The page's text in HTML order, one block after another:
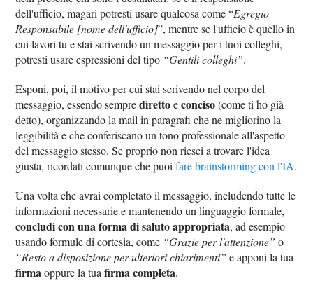
dell'ufficio, magari potresti usare qualcosa come “Egregio
Responsabile [nome dell'ufficio]”, mentre se l'ufficio è quello in
cui lavori tu e stai scrivendo un messaggio per i tuoi colleghi,
potresti usare espressioni del tipo “Gentili colleghi”.
Esponi, poi, il motivo per cui stai scrivendo nel corpo del
messaggio, essendo sempredirettoeconciso(come ti ho già
detto), organizzando la mail in paragrafi che ne migliorino la
leggibilità e che conferiscano un tono professionale all'aspetto
del messaggio stesso. Se proprio non riesci a trovare l'idea
giusta, ricordati comunque che puoifare brainstorming con l'IA.
Una volta che avrai completato il messaggio, includendo tutte le
informazioni necessarie e mantenendo un linguaggio formale,
concludi con una forma di saluto appropriata, ad esempio
usando formule di cortesia, come “Grazie per l'attenzione” o
“Resto a disposizione per ulteriori chiarimenti” e apponi la tua
firmaoppure la tuafirma completa.